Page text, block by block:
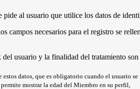
pide al usuario que utilice los datos de
campos necesarios para el registro se
usuario y la finalidad del tratamiento son
datos, que es obligatorio cuando el usuario
mostrar la edad del Miembro en su perfil,